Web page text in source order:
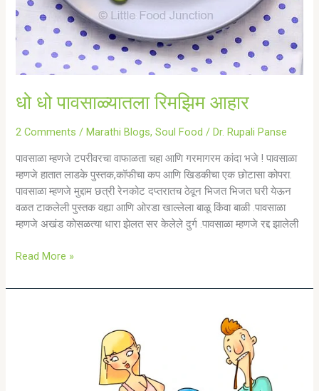
धो धो पावसाळ्यातला रिमझिम आहार
2 Comments /Marathi Blogs,Soul Food /Dr. Rupali Panse
पावसाळा म्हणजे टपरीवरचा वाफाळता चहा आणि गरमागरम कांदा भजे ! पावसाळा
म्हणजे हातात लाडके पुस्तक,कॉफीचा कप आणि खिडकीचा एक छोटासा कोपरा.
पावसाळा म्हणजे मुद्दाम छत्री रेनकोट दप्तरातच ठेवून भिजत भिजत घरी येऊन
वळत टाकलेली पुस्तक वह्या आणि ओरडा खाल्लेला बाळू किंवा बाळी .पावसाळा
म्हणजे अखंड कोसळत्या धारा झेलत सर केलेले दुर्ग .पावसाळा म्हणजे रद्द झालेली
Read More »